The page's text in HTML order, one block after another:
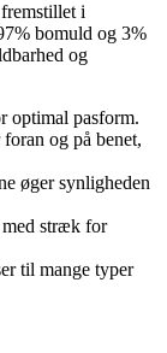
i
bomuld og 3%
og
optimal pasform.
og på benet,
øger synligheden
stræk for
til mange typer